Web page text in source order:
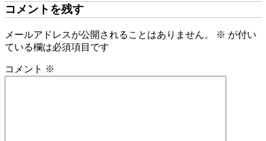
コメントを残す
メールアドレスが公開されることはありません。 ※ が付い
ている欄は必須項目です
コメント ※